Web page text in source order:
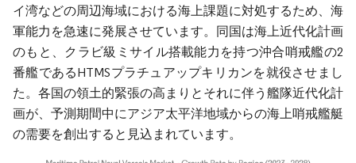
イ湾などの周辺海域における海上課題に対処するため、海
軍能力を急速に発展させています。同国は海上近代化計画
のもと、クラビ級ミサイル搭載能力を持つ沖合哨戒艦の2
番艦であるHTMSプラチュアップキリカンを就役させまし
た。各国の領土的緊張の高まりとそれに伴う艦隊近代化計
画が、予測期間中にアジア太平洋地域からの海上哨戒艦艇
の需要を創出すると見込まれています。